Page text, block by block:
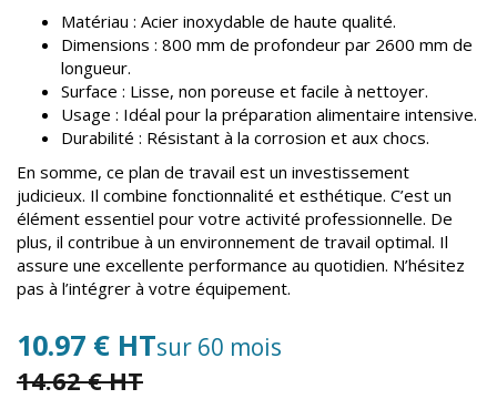
Matériau : Acier inoxydable de haute qualité.
Dimensions : 800 mm de profondeur par 2600 mm de
longueur.
Surface : Lisse, non poreuse et facile à nettoyer.
Usage : Idéal pour la préparation alimentaire intensive.
Durabilité : Résistant à la corrosion et aux chocs.
En somme, ce plan de travail est un investissement
judicieux. Il combine fonctionnalité et esthétique. C’est un
élément essentiel pour votre activité professionnelle. De
plus, il contribue à un environnement de travail optimal. Il
assure une excellente performance au quotidien. N’hésitez
pas à l’intégrer à votre équipement.
10.97 € HTsur 60 mois
14.62 € HT